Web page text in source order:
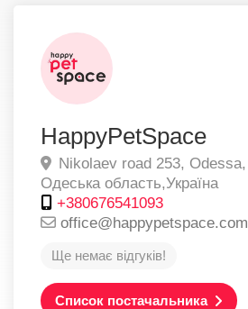
HappyPetSpace
Nikolaev road 253, Odessa,
Одеська область,Україна
+380676541093
office@happypetspace.com
Ще немає відгуків!
Список постачальника